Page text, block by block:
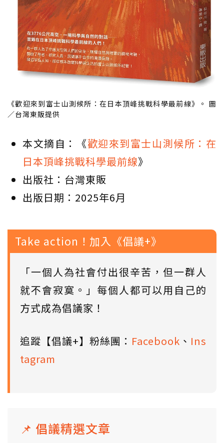
《歡迎來到富士山測候所：在日本頂峰挑戰科學最前線》。 圖
／台灣東販提供
本文摘自：《歡迎來到富士山測候所：在
日本頂峰挑戰科學最前線》
出版社：台灣東販
出版日期：2025年6月
Take action！加入《倡議+》
「一個人為社會付出很辛苦，但一群人
就不會寂寞。」每個人都可以用自己的
方式成為倡議家！
追蹤【倡議+】粉絲團： Facebook 、 Ins
tagram
📌 倡議精選文章